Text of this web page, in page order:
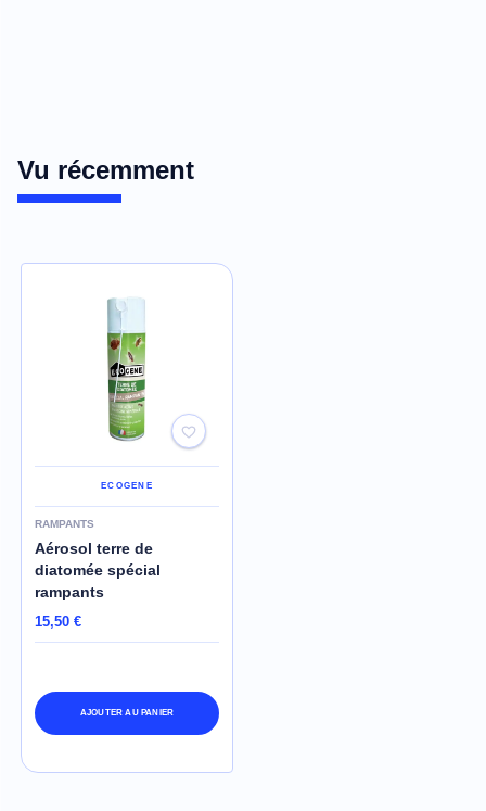
Vu récemment
ECOGENE
RAMPANTS
Aérosol terre de
diatomée spécial
rampants
15,50 €
AJOUTER AU PANIER